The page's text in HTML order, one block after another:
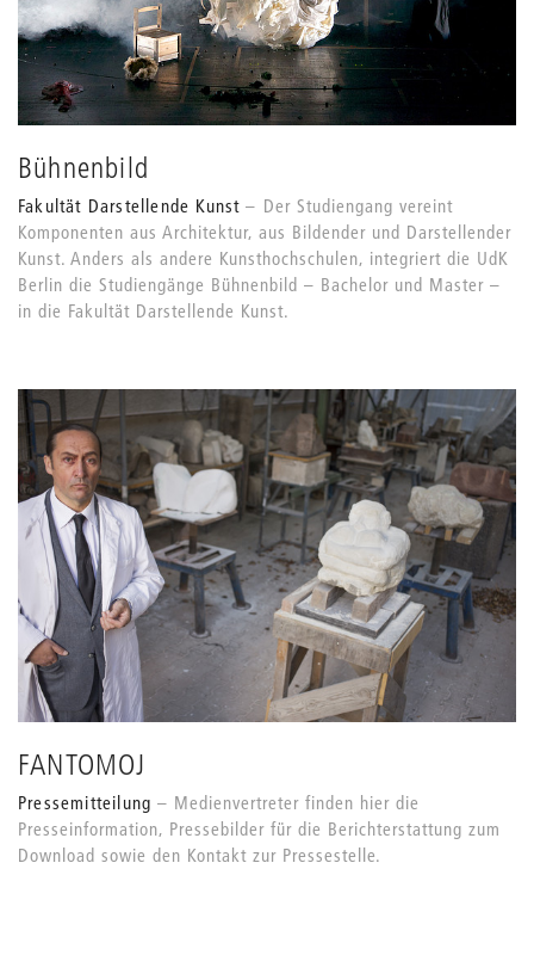
Bühnenbild
Fakultät Darstellende Kunst
Der Studiengang vereint
Komponenten aus Architektur, aus Bildender und Darstellender
Kunst. Anders als andere Kunsthochschulen, integriert die UdK
Berlin die Studiengänge Bühnenbild – Bachelor und Master –
in die Fakultät Darstellende Kunst.
FANTOMOJ
Pressemitteilung
Medienvertreter finden hier die
Presseinformation, Pressebilder für die Berichterstattung zum
Download sowie den Kontakt zur Pressestelle.